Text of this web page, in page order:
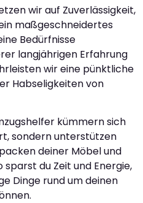
wir auf Zuverlässigkeit,
maßgeschneidertes
Bedürfnisse
langjährigen Erfahrung
wir eine pünktliche
Habseligkeiten von
kümmern sich
sondern unterstützen
deiner Möbel und
sparst du Zeit und Energie,
Dinge rund um deinen